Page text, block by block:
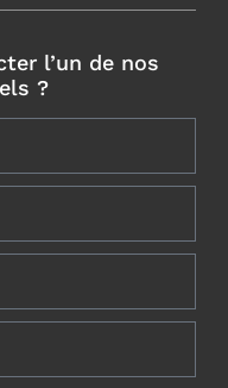
l’un de nos
?